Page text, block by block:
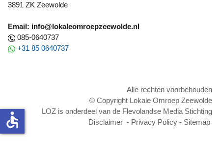
3891 ZK Zeewolde
Email: info@lokaleomroepzeewolde.nl
085-0640737
+31 85 0640737
Alle rechten voorbehouden
© Copyright Lokale Omroep Zeewolde
LOZ is onderdeel van de Flevolandse Media Stichting
Disclaimer - Privacy Policy - Sitemap
accessible